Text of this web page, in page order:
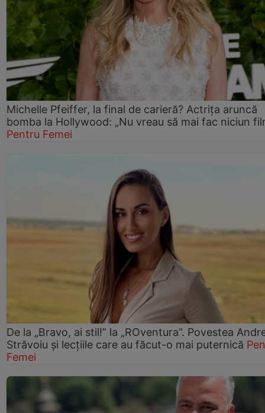
Michelle Pfeiffer, la final de carieră? Actrița aruncă
bomba la Hollywood: „Nu vreau să mai fac niciun
Pentru Femei
De la „Bravo, ai stil!” la „ROventura”. Povestea
Străvoiu și lecțiile care au făcut-o mai puternică
Femei